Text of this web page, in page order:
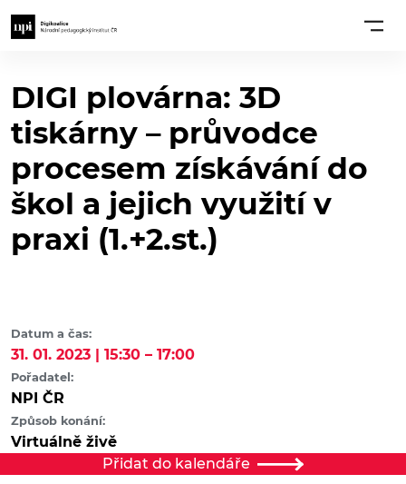
DIGI plovárna: 3D
tiskárny – průvodce
procesem získávání do
škol a jejich využití v
praxi (1.+2.st.)
Datum a čas:
31. 01. 2023 | 15:30 – 17:00
Pořadatel:
NPI ČR
Způsob konání:
Virtuálně živě
Přidat do kalendáře